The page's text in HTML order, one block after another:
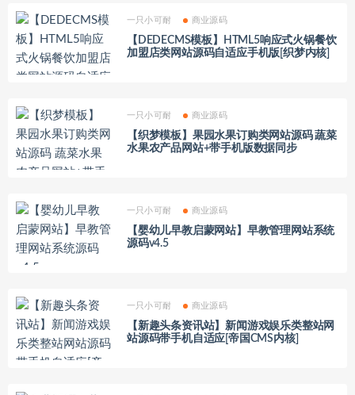
一只小可耐 商业源码
【DEDECMS模板】HTML5响应式火锅餐饮
加盟店类网站源码自适应手机版[织梦内核]
一只小可耐 商业源码
【织梦模板】果园水果订购类网站源码 蔬菜
水果农产品网站+带手机版数据同步
一只小可耐 商业源码
【婴幼儿早教启蒙网站】早教管理网站系统
源码v4.5
一只小可耐 商业源码
【新趣头条资讯站】新闻游戏娱乐类整站网
站源码带手机自适应[帝国CMS内核]